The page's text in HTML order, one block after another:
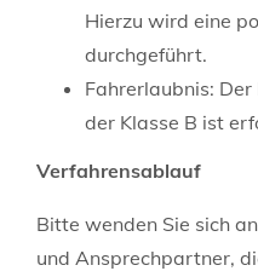
Hierzu wird eine
durchgeführt.
Fahrerlaubnis:
der Klasse B ist
Verfahrensablauf
Bitte wenden Sie sich
und Ansprechpartner,